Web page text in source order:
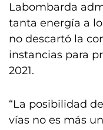
Labombarda
tanta energía a
no descartó la
instancias para
2021.
“La posibilidad
vías no es más